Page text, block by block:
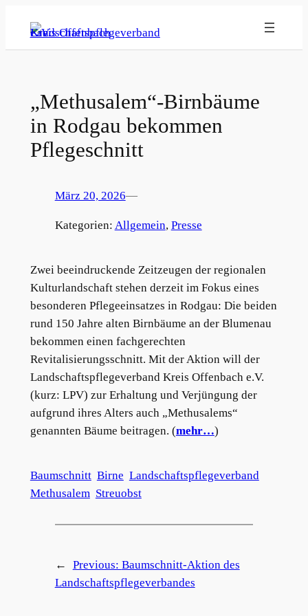
Inhalt
springen
„Methusalem“-Birnbäume
in Rodgau bekommen
Pflegeschnitt
März 20, 2026—
Kategorien: Allgemein, Presse
Zwei beeindruckende Zeitzeugen der regionalen
Kulturlandschaft stehen derzeit im Fokus eines
besonderen Pflegeeinsatzes in Rodgau: Die beiden
rund 150 Jahre alten Birnbäume an der Blumenau
bekommen einen fachgerechten
Revitalisierungsschnitt. Mit der Aktion will der
Landschaftspflegeverband Kreis Offenbach e.V.
(kurz: LPV) zur Erhaltung und Verjüngung der
aufgrund ihres Alters auch „Methusalems“
genannten Bäume beitragen. (mehr…)
Baumschnitt Birne Landschaftspflegeverband
Methusalem Streuobst
← Previous: Baumschnitt-Aktion des
Landschaftspflegeverbandes